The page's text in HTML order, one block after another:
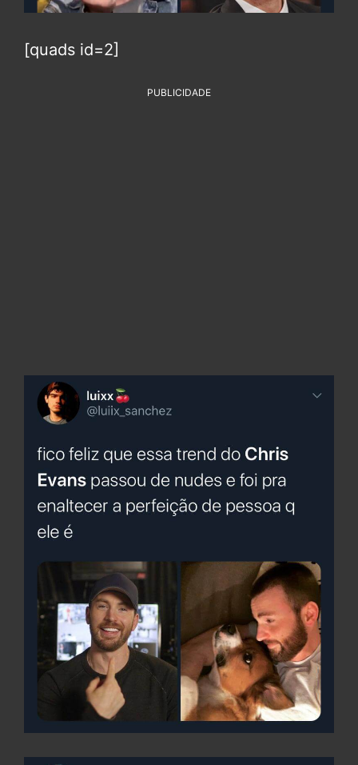
[quads id=2]
PUBLICIDADE